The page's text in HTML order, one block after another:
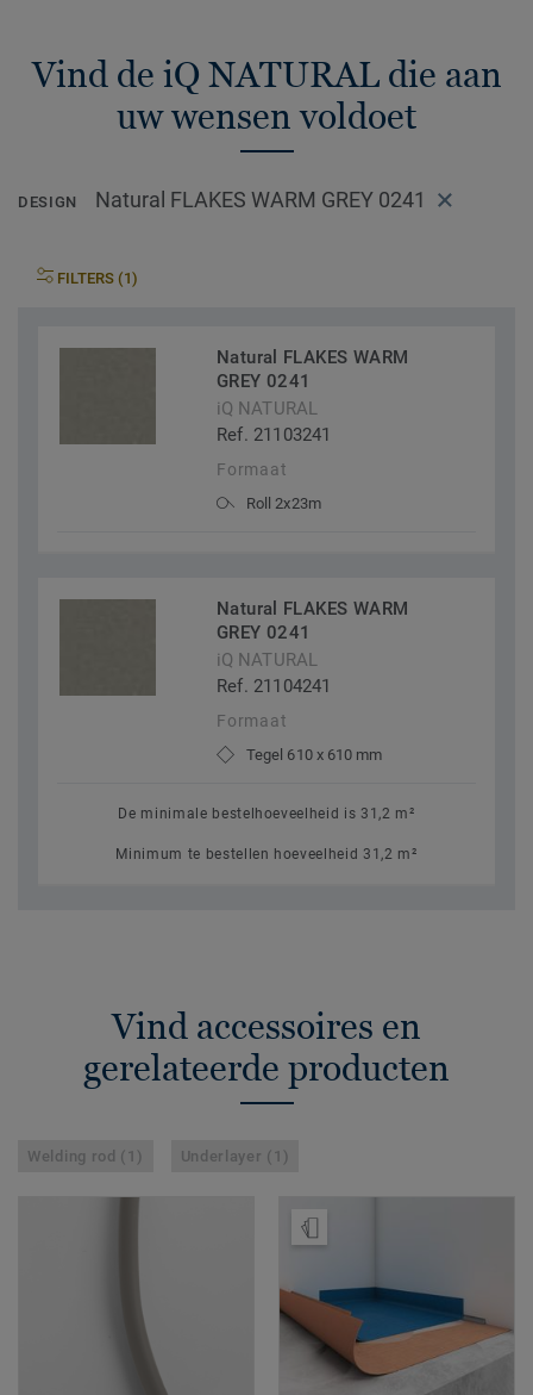
Vind de iQ NATURAL die aan
uw wensen voldoet
DESIGN Natural FLAKES WARM GREY 0241
FILTERS (1)
Natural FLAKES WARM
GREY 0241
iQ NATURAL
Ref. 21103241
Formaat
Roll 2x23m
Natural FLAKES WARM
GREY 0241
iQ NATURAL
Ref. 21104241
Formaat
Tegel 610 x 610 mm
De minimale bestelhoeveelheid is 31,2 m²
Minimum te bestellen hoeveelheid 31,2 m²
Vind accessoires en
gerelateerde producten
Welding rod (1) Underlayer (1)